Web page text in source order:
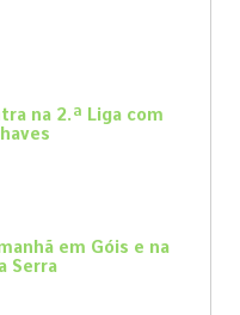
na 2.ª Liga com
em Góis e na
Serra